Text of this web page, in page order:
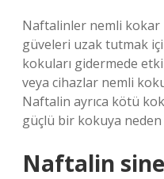
Naftalinler nemli kokar
güveleri uzak tutmak
kokuları gidermede
veya cihazlar nemli
Naftalin ayrıca kötü
güçlü bir kokuya
Naftalin